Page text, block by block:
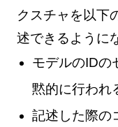
クスチャを以下
述できるように
モデルのIDの
黙的に行われ
記述した際の